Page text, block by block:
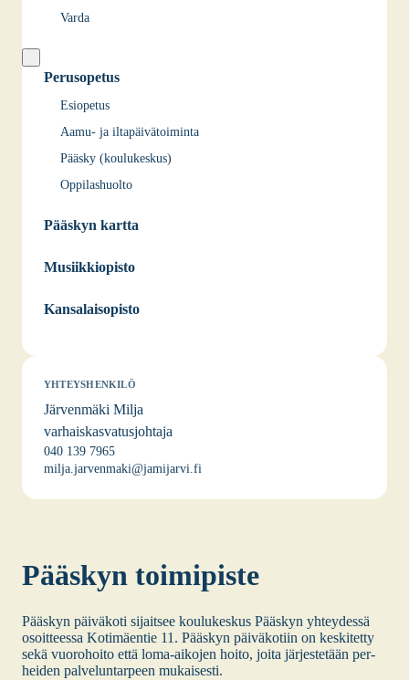
Varda
Perusopetus
Esiopetus
Aamu- ja iltapäivätoiminta
Pääsky (koulukeskus)
Oppilashuolto
Pääskyn kartta
Musiikkiopisto
Kansalaisopisto
YHTEYSHENKILÖ
Järvenmäki Milja
varhaiskasvatusjohtaja
040 139 7965
milja.jarvenmaki@jamijarvi.fi
Pääs­kyn toi­mi­pis­te
Pääs­kyn päi­vä­ko­ti sijait­see kou­lu­kes­kus Pääs­kyn yhtey­des­sä
osoit­tees­sa Koti­mäen­tie 11. Pääs­kyn päi­vä­ko­tiin on kes­ki­tet­ty
sekä vuo­ro­hoi­to että loma-aiko­jen hoi­to, joi­ta jär­jes­te­tään per­
hei­den pal­ve­lun­tar­peen mukai­ses­ti.